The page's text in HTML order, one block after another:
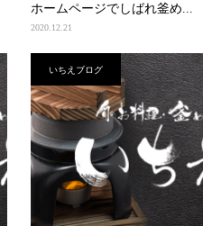
ホームページでしばれ釜め...
2020.12.21
いちえブログ